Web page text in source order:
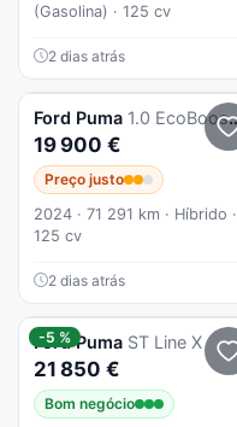
(Gasolina) · 125 cv
2 dias atrás
Ford Puma 1.0 EcoBoost ST-Line Aut.
19 900 €
Preço justo
2024 · 71 291 km · Híbrido ·
125 cv
2 dias atrás
-5 %
Ford Puma ST Line X
21 850 €
Bom negócio